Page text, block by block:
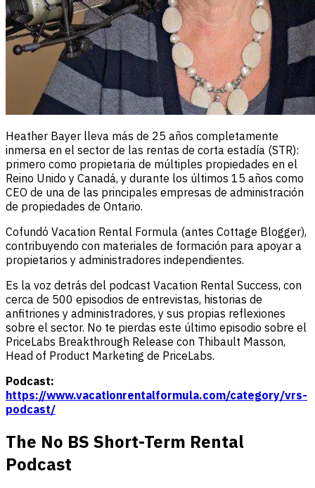
Heather Bayer lleva más de 25 años completamente
inmersa en el sector de las rentas de corta estadía (STR):
primero como propietaria de múltiples propiedades en el
Reino Unido y Canadá, y durante los últimos 15 años como
CEO de una de las principales empresas de administración
de propiedades de Ontario.
Cofundó Vacation Rental Formula (antes Cottage Blogger),
contribuyendo con materiales de formación para apoyar a
propietarios y administradores independientes.
Es la voz detrás del podcast Vacation Rental Success, con
cerca de 500 episodios de entrevistas, historias de
anfitriones y administradores, y sus propias reflexiones
sobre el sector. No te pierdas este último episodio sobre el
PriceLabs Breakthrough Release con Thibault Masson,
Head of Product Marketing de PriceLabs.
Podcast:
https://www.vacationrentalformula.com/category/vrs-
podcast/
The No BS Short-Term Rental
Podcast